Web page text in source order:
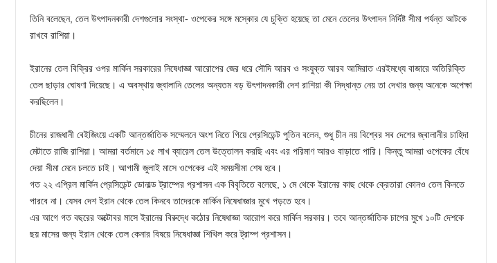
তিনি বলেছেন, তেল উৎপাদনকারী দেশগুলোর সংস্থা- ওপেকের সঙ্গে মস্কোর যে চুক্তি হয়েছে তা মেনে তেলের উৎপাদন নির্দিষ্ট সীমা পর্যন্ত আটকে
রাখবে রাশিয়া।
ইরানের তেল বিক্রির ওপর মার্কিন সরকারের নিষেধাজ্ঞা আরোপের জের ধরে সৌদি আরব ও সংযুক্ত আরব আমিরাত এরইমধ্যে বাজারে অতিরিক্তি
তেল ছাড়ার ঘোষণা দিয়েছে। এ অবস্থায় জ্বালানি তেলের অন্যতম বড় উৎপাদনকারী দেশ রাশিয়া কী সিদ্ধান্ত নেয় তা দেখার জন্য অনেকে অপেক্ষা
করছিলেন।
চীনের রাজধানী বেইজিংয়ে একটি আন্তর্জাতিক সম্মেলনে অংশ নিতে গিয়ে প্রেসিডেন্ট পুতিন বলেন, শুধু চীন নয় বিশ্বের সব দেশের জ্বালানীর চাহিদা
মেটাতে রাজি রাশিয়া। আমরা বর্তমানে ১৫ লাখ ব্যারেল তেল উত্তোলন করছি এবং এর পরিমাণ আরও বাড়াতে পারি। কিন্তু আমরা ওপেকের বেঁধে
দেয়া সীমা মেনে চলতে চাই। আগামী জুলাই মাসে ওপেকের এই সময়সীমা শেষ হবে।
গত ২২ এপ্রিল মার্কিন প্রেসিডেন্ট ডোনাল্ড ট্রাম্পের প্রশাসন এক বিবৃতিতে বলেছে, ১ মে থেকে ইরানের কাছ থেকে ক্রেতারা কোনও তেল কিনতে
পারবে না। যেসব দেশ ইরান থেকে তেল কিনবে তাদেরকে মার্কিন নিষেধাজ্ঞার মুখে পড়তে হবে।
এর আগে গত বছরের অক্টোবর মাসে ইরানের বিরুদ্ধে কঠোর নিষেধাজ্ঞা আরোপ করে মার্কিন সরকার। তবে আন্তর্জাতিক চাপের মুখে ১০টি দেশকে
ছয় মাসের জন্য ইরান থেকে তেল কেনার বিষয়ে নিষেধাজ্ঞা শিথিল করে ট্রাম্প প্রশাসন।